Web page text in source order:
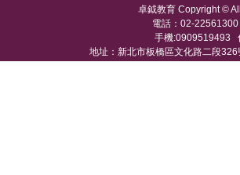
卓鉞教育 Copyright ©
電話：02-
手機:0909519493
地址：新北市板橋區文化路二段